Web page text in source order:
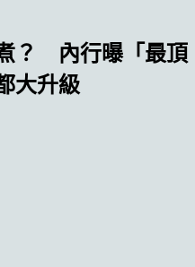
？ 內行曝「最頂
大升級